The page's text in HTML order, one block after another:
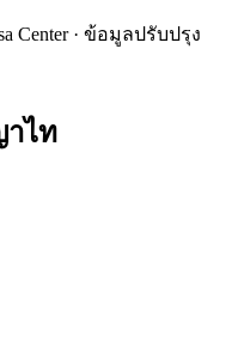
Center · ข้อมูลปรับปรุง
ไท